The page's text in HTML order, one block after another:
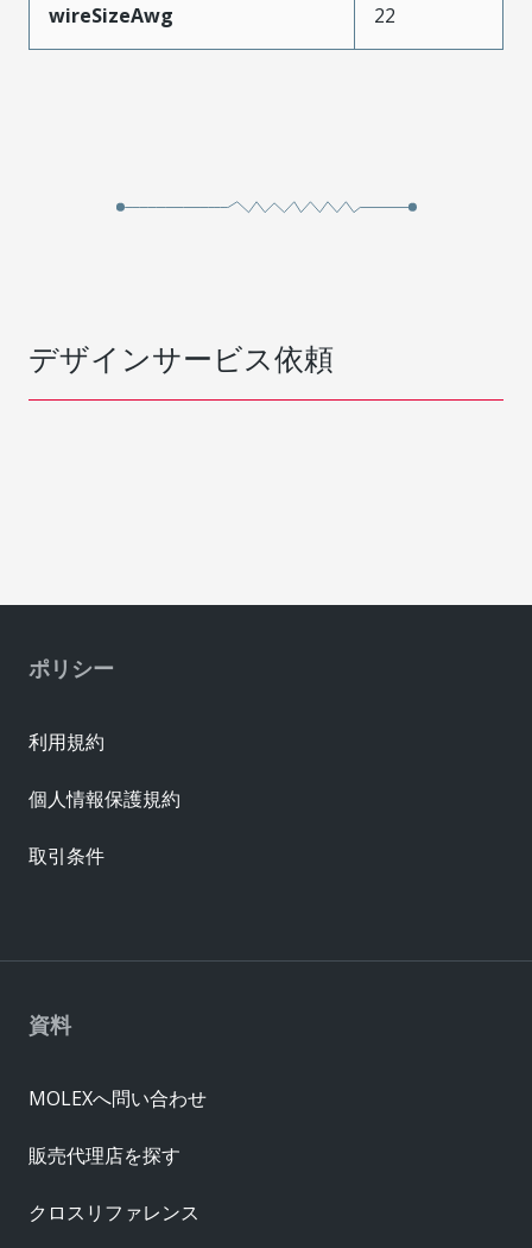
wireSizeAwg 22
デザインサービス依頼
資料
MOLEXへ問い合わせ
販売代理店を探す
クロスリファレンス
ポリシー
利用規約
個人情報保護規約
取引条件